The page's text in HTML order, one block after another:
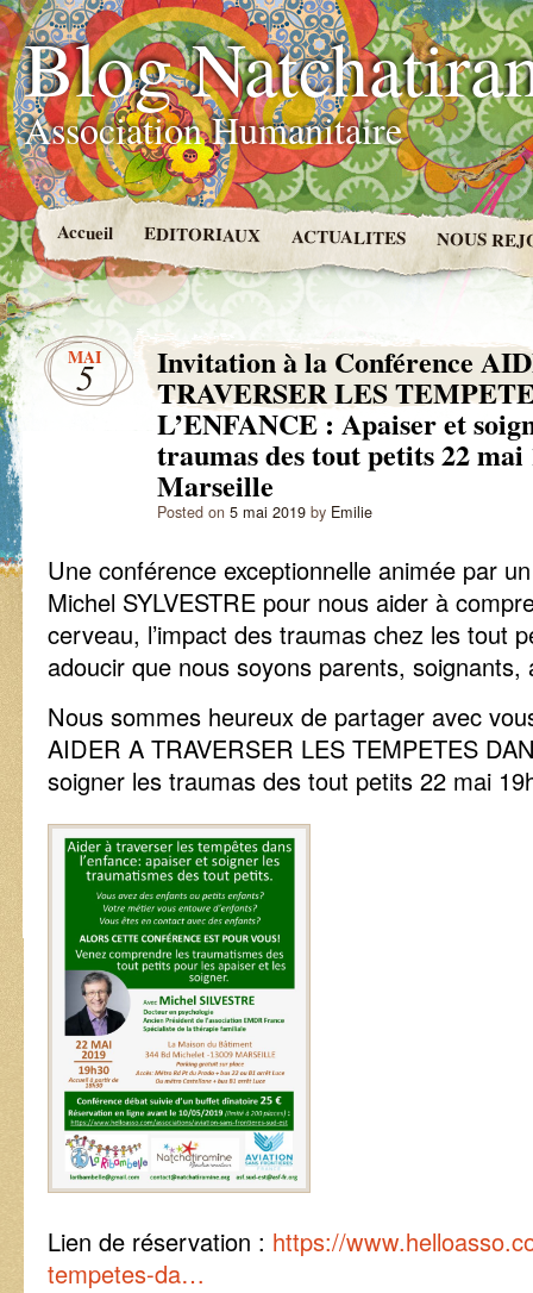
Blog
Association Humanitaire
Accueil EDITORIAUX ACTUALITES NOUS
MAI
5 Invitation à la Conférence
TRAVERSER LES
L’ENFANCE : Apaiser et
traumas des tout petits 22 mai
Marseille
Posted on 5 mai 2019 by Emilie
Une conférence exceptionnelle animée par
Michel SYLVESTRE pour nous aider à
cerveau, l’impact des traumas chez les tout
adoucir que nous soyons parents,
Nous sommes heureux de partager avec
AIDER A TRAVERSER LES TEMPETES
soigner les traumas des tout petits 22 mai
Lien de réservation : https://
tempetes-da…